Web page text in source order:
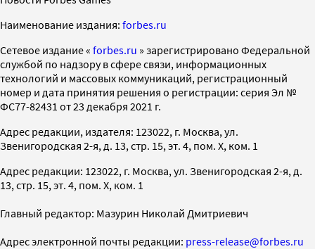
Наименование издания: forbes.ru
Cетевое издание « forbes.ru » зарегистрировано Федеральной
службой по надзору в сфере связи, информационных
технологий и массовых коммуникаций, регистрационный
номер и дата принятия решения о регистрации: серия Эл №
ФС77-82431 от 23 декабря 2021 г.
Адрес редакции, издателя: 123022, г. Москва, ул.
Звенигородская 2-я, д. 13, стр. 15, эт. 4, пом. X, ком. 1
Адрес редакции: 123022, г. Москва, ул. Звенигородская 2-я, д.
13, стр. 15, эт. 4, пом. X, ком. 1
Главный редактор: Мазурин Николай Дмитриевич
Адрес электронной почты редакции: press-release@forbes.ru